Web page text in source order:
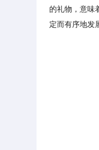
的礼物，意味
定而有序地发